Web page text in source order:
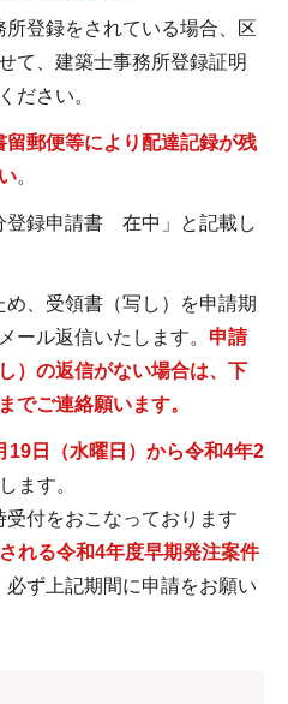
登録をされている場合、区
て、建築士事務所登録証明
ださい。
留郵便等により配達記録が残
。
登録申請書 在中」と記載し
、受領書（写し）を申請期
ール返信いたします。 申請
）の返信がない場合は、下
でご連絡願います。
19日（水曜日）から令和4年2
ます。
付をおこなっております
れる令和4年度早期発注案件
必ず上記期間に申請をお願い